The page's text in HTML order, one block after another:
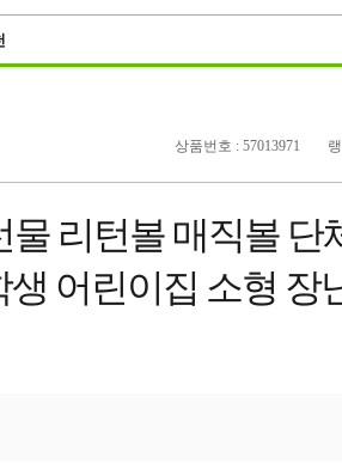
상품번호 : 57013971
물 리턴볼 매직볼 단
어린이집 소형 장